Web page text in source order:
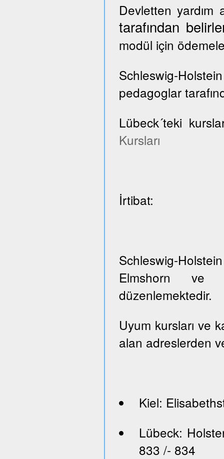
Devletten
tarafından
modül için
Schleswig-
pedagoglar
Lübeck´teki
Kursları
İrtibat:
Schleswig-
Elmshorn ve
düzenlemektedir.
Uyum kursları ve
alan adreslerden
Kiel:
Lübeck:
833 /- 834